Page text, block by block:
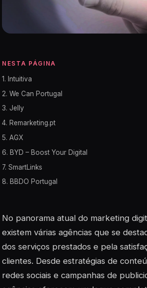
NESTA PÁGINA
1. Intuitiva
2. We Can Portugal
3. Jelly
4. Remarketing.pt
5. AGX
6. BYD – Boost Your Digital
7. SmartLinks
8. BBDO Portugal
No panorama atual do marketing
existem várias agências que se
dos serviços prestados e pela
clientes. Desde estratégias de
redes sociais e campanhas de